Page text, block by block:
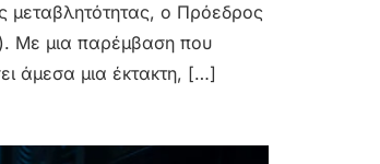
μεταβλητότητας, ο Πρόεδρος
Με μια παρέμβαση που
άμεσα μια έκτακτη, […]